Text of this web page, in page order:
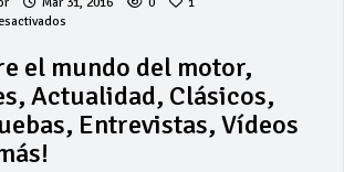
el
mundo
del
motor,
el mundo del motor,
Actualidad, Clásicos,
Entrevistas, Vídeos